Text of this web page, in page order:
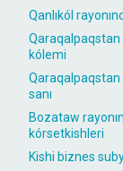
Qanlıkól
Qaraqalpaqstan
kólemi
Qaraqalpaqstan
sanı
Bozataw
kórsetkishleri
Kishi biznes